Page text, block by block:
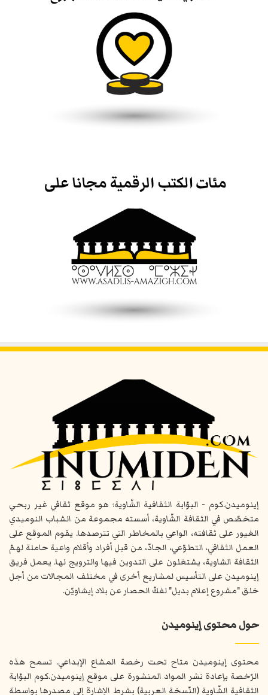
إينوميدن.كوم - البوّابة الثقافية الشّاوية؛ هو موقع ثقافي غير ربحي
متخصّص في الثقافة الشّاوية، أسسته مجموعة من الشباب النوميدي
الغيور على ثقافته، الواعي بالمخاطر التي تترصدها. يقوم الموقع على
العمل الثقافي، التطوّعي، الجادّ، من قبل أفراد وأقلام واعية حاملة لهمّ
الثقافة الشاوية، يشتغلون على التدوين فيها والترويج لها. يعمل فريق
إينوميدن على التأسيس لمشاريع أخرى في مختلف المجالات من أجل
خلق "مشروع إعلام بديل" لفكّ الحصار عن بلاد إيشاويّن.
حول محتوى إينوميدن
محتوى إينوميدن متاح تحت رخصة المشاع الإبداعي. تسمح هذه
الرّخصة بإعادة نشر المواد المنشورة على موقع إينوميدن.كوم البوّابة
الثقافية الشّاوية (النّسخة العربية) بشرط الإشارة إلى مصدرها بواسطة